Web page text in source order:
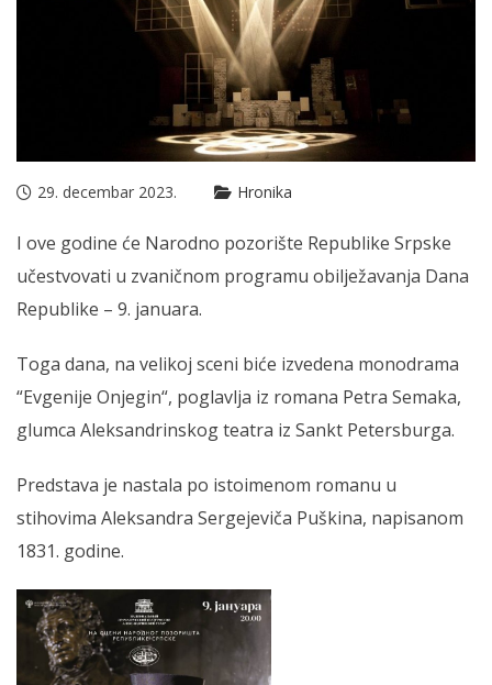
29. decembar 2023. Hronika
I ove godine će Narodno pozorište Republike Srpske
učestvovati u zvaničnom programu obilježavanja Dana
Republike – 9. januara.
Toga dana, na velikoj sceni biće izvedena monodrama
“Evgenije Onjegin“, poglavlja iz romana Petra Semaka,
glumca Aleksandrinskog teatra iz Sankt Petersburga.
Predstava je nastala po istoimenom romanu u
stihovima Aleksandra Sergejeviča Puškina, napisanom
1831. godine.